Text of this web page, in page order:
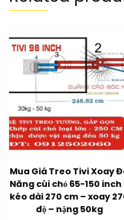
Mua Giá Treo Tivi Xoay
Năng cùi chỏ 65-150 inch
kéo dài 270 cm – xoay
độ – nặng 50kg